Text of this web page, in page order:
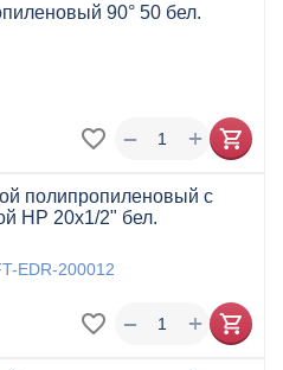
90° 50 бел.
+
−
полипропиленовый с
НР 20x1/2" бел.
EDR-200012
+
−